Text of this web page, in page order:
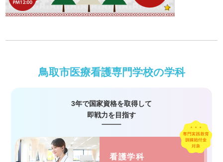
鳥取市医療看護専門学校の学科
3年で国家資格を取得して
即戦力を目指す
看護学科